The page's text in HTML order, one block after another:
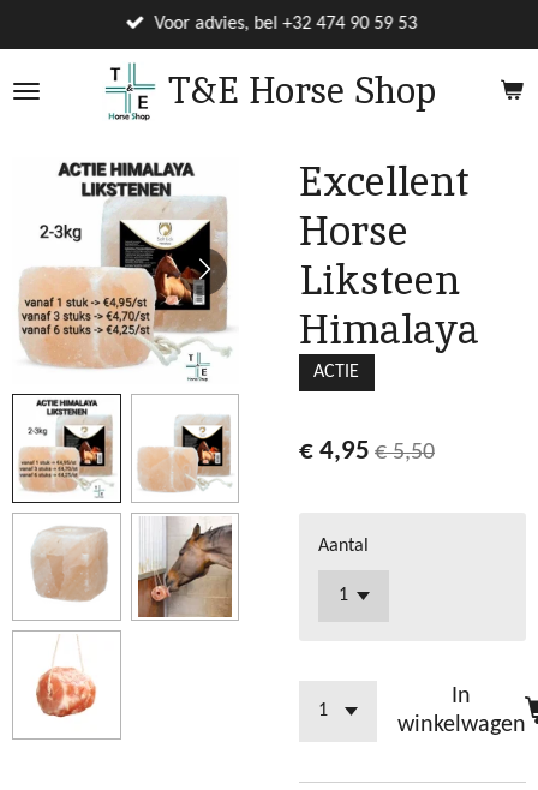
direct
naar
T&E Horse Shop
Voor advies, bel +32 474 90 59 53
Excellent
Horse
Liksteen
Himalaya
ACTIE
€ 4,95 € 5,50
Aantal
In
winkelwagen